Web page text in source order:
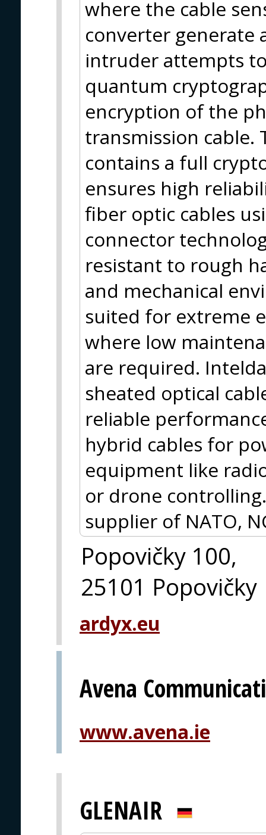
where the cable
converter generate
intruder attempts
quantum
encryption of the
transmission cable.
contains a full
ensures high
fiber optic cables
connector
resistant to rough
and mechanical
suited for extreme
where low
are required.
sheated optical
reliable
hybrid cables for
equipment like
or drone
supplier of NATO,
Popovičky 100,
25101 Popovičky
ardyx.eu
Avena
www.avena.ie
GLENAIR